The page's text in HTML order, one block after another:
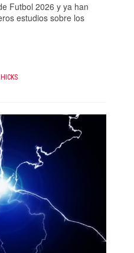
Futbol 2026 y ya han
estudios sobre los